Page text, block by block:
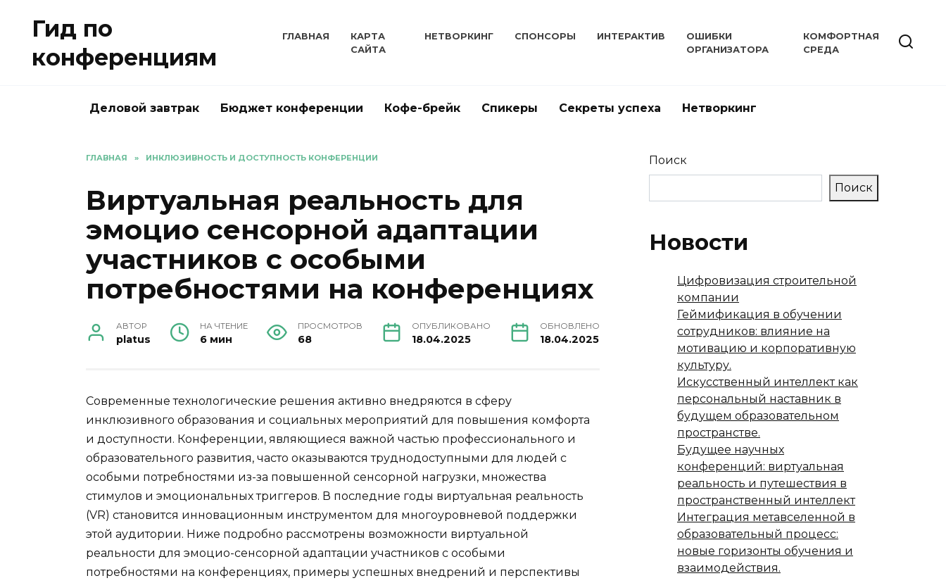
содержанию
Гид по
конференциям
ГЛАВНАЯ
КАРТА
САЙТА
НЕТВОРКИНГ СПОНСОРЫ ИНТЕРАКТИВ
ОШИБКИ
ОРГАНИЗАТОРА
КОМФОРТНАЯ
СРЕДА
Деловой завтрак Бюджет конференции Кофе-брейк Спикеры Секреты успеха Нетворкинг
ГЛАВНАЯ » ИНКЛЮЗИВНОСТЬ И ДОСТУПНОСТЬ КОНФЕРЕНЦИИ
Виртуальная реальность для
эмоцио сенсорной адаптации
участников с особыми
потребностями на конференциях
АВТОР
platus
НА ЧТЕНИЕ
6 мин
ПРОСМОТРОВ
68
ОПУБЛИКОВАНО
18.04.2025
ОБНОВЛЕНО
18.04.2025
Современные технологические решения активно внедряются в сферу
инклюзивного образования и социальных мероприятий для повышения комфорта
и доступности. Конференции, являющиеся важной частью профессионального и
образовательного развития, часто оказываются труднодоступными для людей с
особыми потребностями из-за повышенной сенсорной нагрузки, множества
стимулов и эмоциональных триггеров. В последние годы виртуальная реальность
(VR) становится инновационным инструментом для многоуровневой поддержки
этой аудитории. Ниже подробно рассмотрены возможности виртуальной
реальности для эмоцио-сенсорной адаптации участников с особыми
потребностями на конференциях, примеры успешных внедрений и перспективы
Поиск
Поиск
Новости
Цифровизация строительной
компании
Геймификация в обучении
сотрудников: влияние на
мотивацию и корпоративную
культуру.
Искусственный интеллект как
персональный наставник в
будущем образовательном
пространстве.
Будущее научных
конференций: виртуальная
реальность и путешествия в
пространственный интеллект
Интеграция метавселенной в
образовательный процесс:
новые горизонты обучения и
взаимодействия.